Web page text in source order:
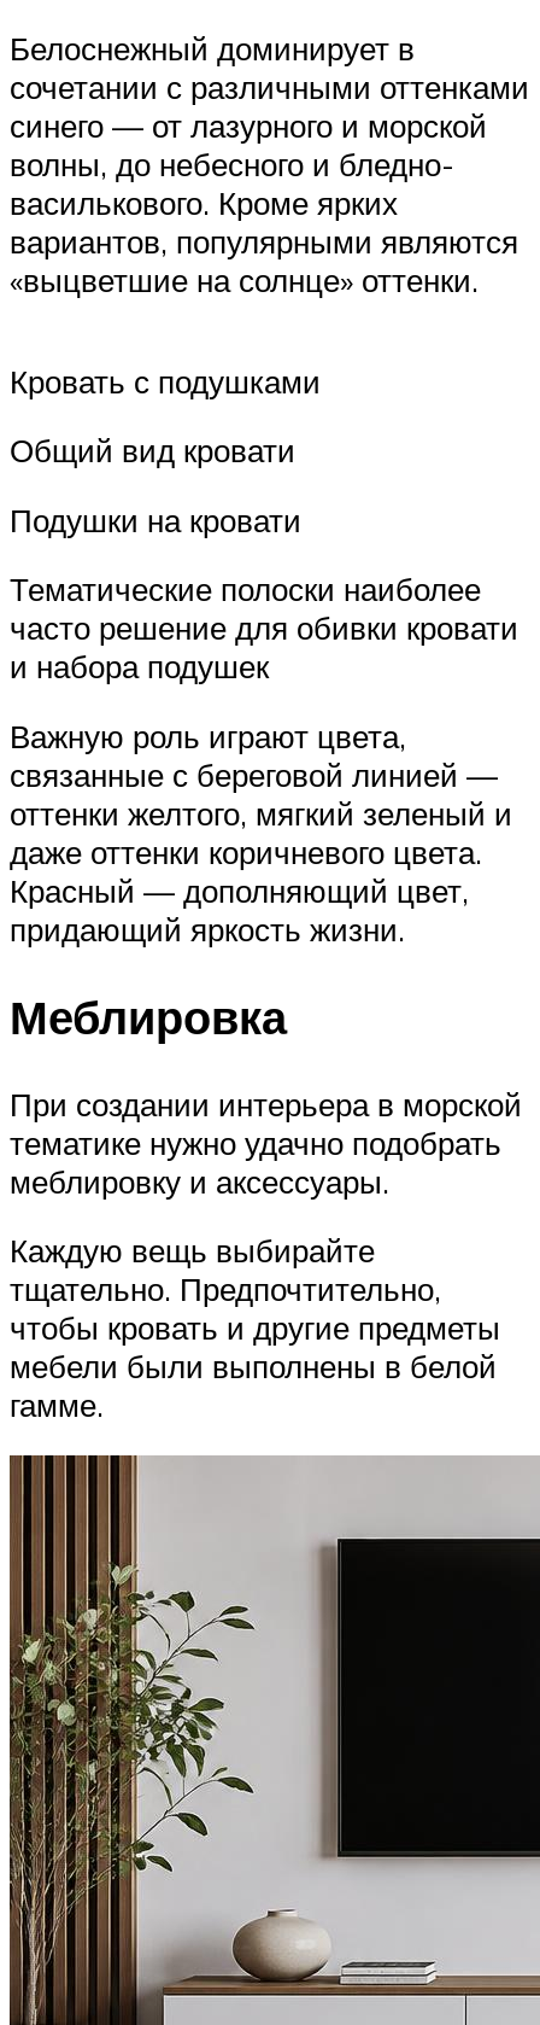
Белоснежный доминирует в
сочетании с различными оттенками
синего — от лазурного и морской
волны, до небесного и бледно-
василькового. Кроме ярких
вариантов, популярными являются
«выцветшие на солнце» оттенки.
Кровать с подушками
Общий вид кровати
Подушки на кровати
Тематические полоски наиболее
часто решение для обивки кровати
и набора подушек
Важную роль играют цвета,
связанные с береговой линией —
оттенки желтого, мягкий зеленый и
даже оттенки коричневого цвета.
Красный — дополняющий цвет,
придающий яркость жизни.
Меблировка
При создании интерьера в морской
тематике нужно удачно подобрать
меблировку и аксессуары.
Каждую вещь выбирайте
тщательно. Предпочтительно,
чтобы кровать и другие предметы
мебели были выполнены в белой
гамме.